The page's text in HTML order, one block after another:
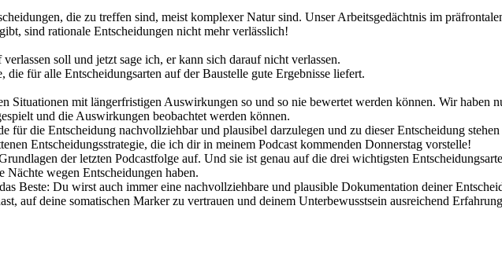
die zu treffen sind, meist komplexer Natur sind. Unser Arbeitsgedächtnis im
sind rationale Entscheidungen nicht mehr verlässlich!
soll und jetzt sage ich, er kann sich darauf nicht verlassen.
für alle Entscheidungsarten auf der Baustelle gute Ergebnisse liefert.
Situationen mit längerfristigen Auswirkungen so und so nie bewertet werden können. Wir haben
und die Auswirkungen beobachtet werden können.
für die Entscheidung nachvollziehbar und plausibel darzulegen und zu dieser Entscheidung
Entscheidungsstrategie, die ich dir in meinem Podcast kommenden Donnerstag vorstelle!
der letzten Podcastfolge auf. Und sie ist genau auf die drei wichtigsten
wegen Entscheidungen haben.
Beste: Du wirst auch immer eine nachvollziehbare und plausible Dokumentation deiner
auf deine somatischen Marker zu vertrauen und deinem Unterbewusstsein ausreichend